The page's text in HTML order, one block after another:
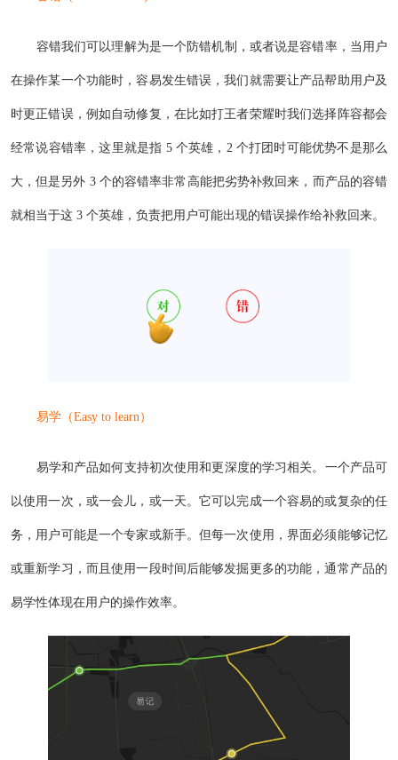
容错我们可以理解为是一个防错机制，或者说是容错率，当用户
在操作某一个功能时，容易发生错误，我们就需要让产品帮助用户及
时更正错误，例如自动修复，在比如打王者荣耀时我们选择阵容都会
经常说容错率，这里就是指 5 个英雄，2 个打团时可能优势不是那么
大，但是另外 3 个的容错率非常高能把劣势补救回来，而产品的容错
就相当于这 3 个英雄，负责把用户可能出现的错误操作给补救回来。
易学（Easy to learn）
易学和产品如何支持初次使用和更深度的学习相关。一个产品可
以使用一次，或一会儿，或一天。它可以完成一个容易的或复杂的任
务，用户可能是一个专家或新手。但每一次使用，界面必须能够记忆
或重新学习，而且使用一段时间后能够发掘更多的功能，通常产品的
易学性体现在用户的操作效率。